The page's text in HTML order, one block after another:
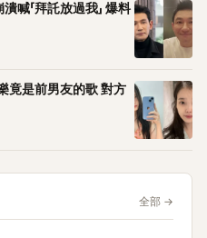
喊「拜託放過我」 爆料
竟是前男友的歌 對方
全部 →